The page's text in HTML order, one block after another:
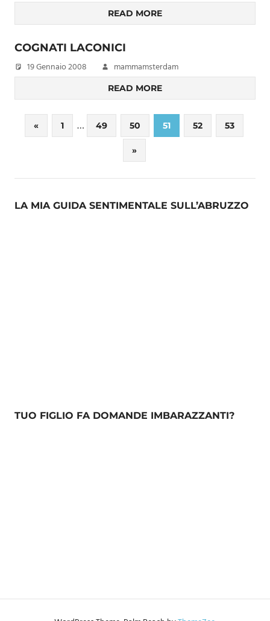
READ MORE
COGNATI LACONICI
19 Gennaio 2008 mammamsterdam
READ MORE
Paginazione
articoli
«Previous
Posts
1 … 49 50 51 52 53
Next
Posts
»
LA MIA GUIDA SENTIMENTALE SULL’ABRUZZO
TUO FIGLIO FA DOMANDE IMBARAZZANTI?